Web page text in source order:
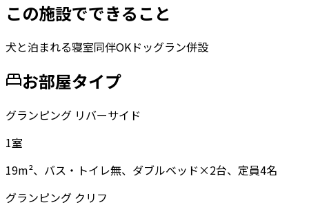
この施設でできること
犬と泊まれる寝室同伴OKドッグラン併設
お部屋タイプ
グランピング リバーサイド
1室
19m²、バス・トイレ無、ダブルベッド×2台、定員4名
グランピング クリフ